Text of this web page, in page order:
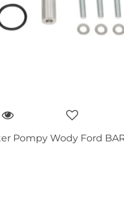
Pompy Wody Ford